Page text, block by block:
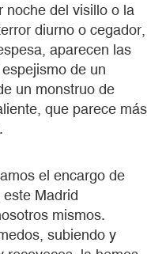
noche del visillo o la
diurno o cegador,
aparecen las
de un
un monstruo de
que parece más
el encargo de
Madrid
mismos.
subiendo y